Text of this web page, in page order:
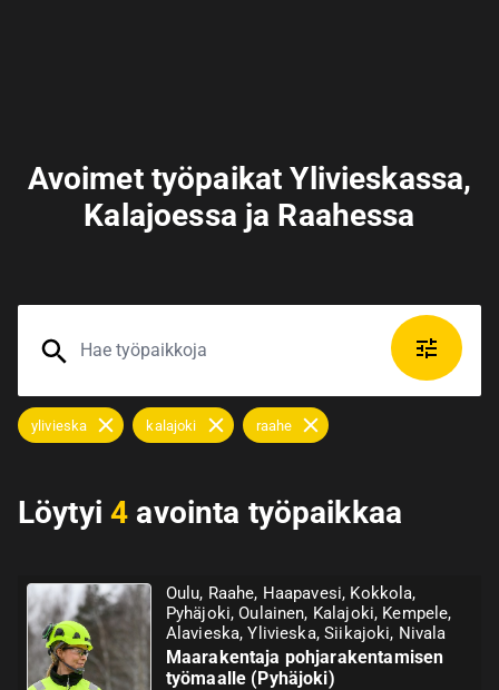
Avoimet työpaikat Ylivieskassa,
Kalajoessa ja Raahessa
ylivieska kalajoki raahe
Löytyi 4 avointa työpaikkaa
Oulu, Raahe, Haapavesi, Kokkola,
Pyhäjoki, Oulainen, Kalajoki, Kempele,
Alavieska, Ylivieska, Siikajoki, Nivala
Maarakentaja pohjarakentamisen
työmaalle (Pyhäjoki)